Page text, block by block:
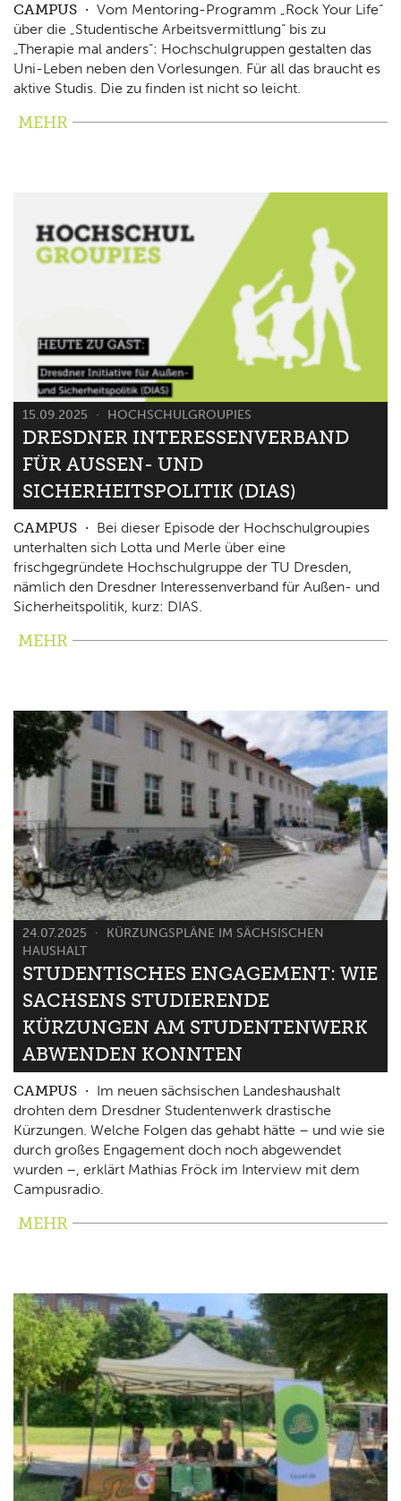
CAMPUS
Vom Mentoring-Programm „Rock Your Life“
über die „Studentische Arbeitsvermittlung“ bis zu
„Therapie mal anders“: Hochschulgruppen gestalten das
Uni-Leben neben den Vorlesungen. Für all das braucht es
aktive Studis. Die zu finden ist nicht so leicht.
MEHR
15.09.2025 HOCHSCHULGROUPIES
DRESDNER INTERESSENVERBAND
FÜR AUSSEN- UND S
ICHERHEITSPOLITIK (DIAS)
CAMPUS
Bei dieser Episode der Hochschulgroupies
unterhalten sich Lotta und Merle über eine
frischgegründete Hochschulgruppe der TU Dresden,
nämlich den Dresdner Interessenverband für Außen- und
Sicherheitspolitik, kurz: DIAS.
MEHR
24.07.2025
KÜRZUNGSPLÄNE IM SÄCHSISCHEN
HAUSHALT
STUDENTISCHES ENGAGEMENT: WIE
SACHSENS STUDIERENDE
KÜRZUNGEN AM STUDENTENWERK
ABWENDEN KONNTEN
CAMPUS
Im neuen sächsischen Landeshaushalt
drohten dem Dresdner Studentenwerk drastische
Kürzungen. Welche Folgen das gehabt hätte – und wie sie
durch großes Engagement doch noch abgewendet
wurden –, erklärt Mathias Fröck im Interview mit dem
Campusradio.
MEHR